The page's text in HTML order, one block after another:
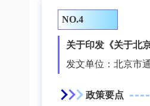
NO.4
关于印发《关于北
发文单位：北京市
政策要点